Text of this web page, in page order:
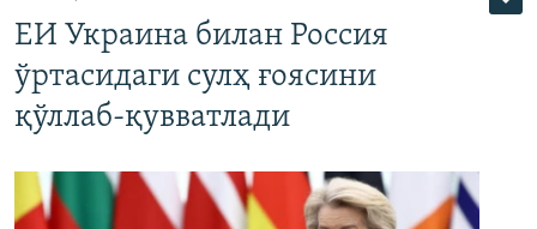
ЕИ Украина билан Россия
ўртасидаги сулҳ ғоясини
қўллаб-қувватлади